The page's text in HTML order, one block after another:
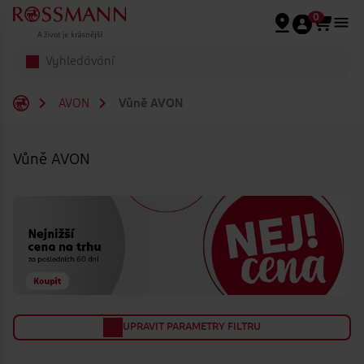
Přeskočit na hlavmní obsah
0
AVON Vůně AVON
Vůně AVON
UPRAVIT PARAMETRY FILTRU